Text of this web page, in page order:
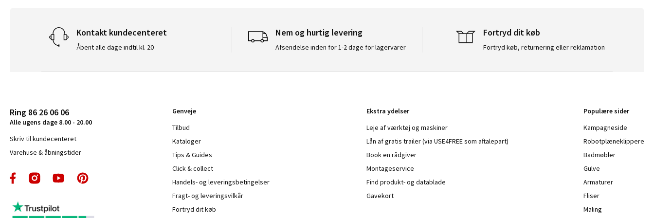
Kontakt kundecenteret
Åbent alle dage indtil kl. 20
Nem og hurtig levering
Afsendelse inden for 1-2 dage for lagervarer
Fortryd dit køb
Fortryd køb, returnering eller reklamation
Ring 86 26 06 06
Alle ugens dage 8.00 - 20.00
Skriv til kundecenteret
Varehuse & åbningstider
Genveje
Tilbud
Kataloger
Tips & Guides
Click & collect
Handels- og leveringsbetingelser
Fragt- og leveringsvilkår
Fortryd dit køb
Ekstra ydelser
Leje af værktøj og maskiner
Lån af gratis trailer (via USE4FREE som aftalepart)
Book en rådgiver
Montageservice
Find produkt- og datablade
Gavekort
Populære sider
Kampagneside
Robotplæneklippere
Badmøbler
Gulve
Armaturer
Fliser
Maling